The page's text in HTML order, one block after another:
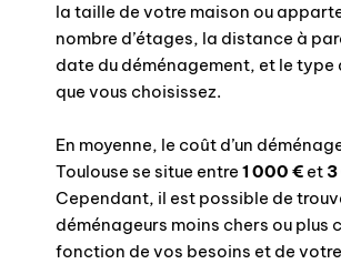
la taille de votre maison ou
nombre d’étages, la distance à
date du déménagement, et le type
que vous choisissez.
En moyenne, le coût d’un
Toulouse se situe entre 1 000 € et
Cependant, il est possible de
déménageurs moins chers ou plus
fonction de vos besoins et de